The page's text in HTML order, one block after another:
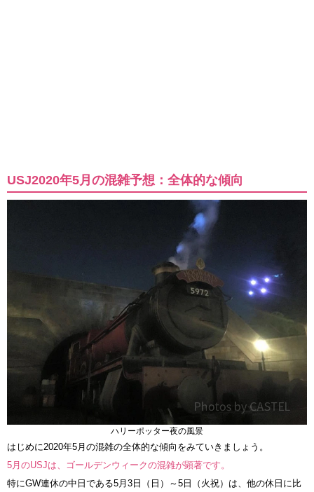
USJ2020年5月の混雑予想：全体的な傾向
ハリーポッター夜の風景
はじめに2020年5月の混雑の全体的な傾向をみていきましょう。
5月のUSJは、ゴールデンウィークの混雑が顕著です。
特にGW連休の中日である5月3日（日）～5日（火祝）は、他の休日に比